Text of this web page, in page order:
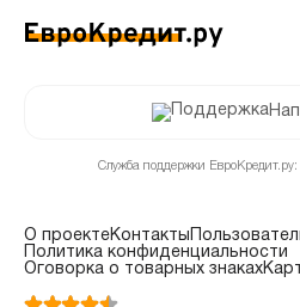
Служба поддержки
О проектеКонтакты
Политика конфиденциальности
Оговорка о товарных знаках